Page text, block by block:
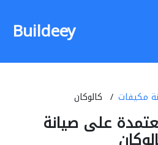
Buildeey
مكيفات كالوكان
على صيانة